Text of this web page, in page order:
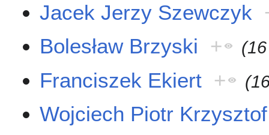
Jacek Jerzy Szewczyk
Bolesław Brzyski
+
Franciszek Ekiert +
Wojciech Piotr Krzysztof